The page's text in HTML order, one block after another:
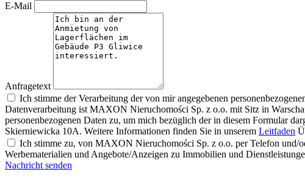
E-Mail
Anfragetext
Ich stimme der Verarbeitung der von mir angegebenen
Datenverarbeitung ist MAXON Nieruchomości Sp. z o.o. mit Sitz in
personenbezogenen Daten zu, um mich bezüglich der in diesem Formular
Skierniewicka 10A. Weitere Informationen finden Sie in unserem Leitfaden
Ich stimme zu, von MAXON Nieruchomości Sp. z o.o. per Telefon und/
Werbematerialien und Angebote/Anzeigen zu Immobilien und
Nachricht senden